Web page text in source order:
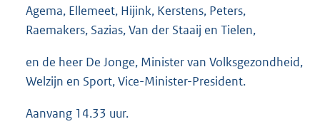
Agema, Ellemeet, Hijink, Kerstens, Peters,
Raemakers, Sazias, Van der Staaij en Tielen,
en de heer De Jonge, Minister van Volksgezondheid,
Welzijn en Sport, Vice-Minister-President.
Aanvang 14.33 uur.